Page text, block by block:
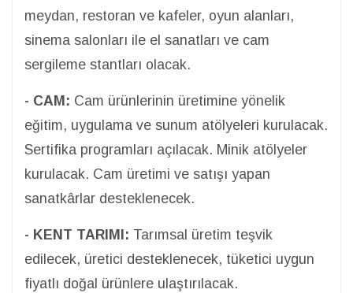
meydan, restoran ve kafeler, oyun alanları,
sinema salonları ile el sanatları ve cam
sergileme stantları olacak.
- CAM: Cam ürünlerinin üretimine yönelik
eğitim, uygulama ve sunum atölyeleri kurulacak.
Sertifika programları açılacak. Minik atölyeler
kurulacak. Cam üretimi ve satışı yapan
sanatkârlar desteklenecek.
- KENT TARIMI: Tarımsal üretim teşvik
edilecek, üretici desteklenecek, tüketici uygun
fiyatlı doğal ürünlere ulaştırılacak.